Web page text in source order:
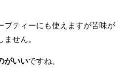
ブティーにも使えますが苦味が
せん。
がいいですね。